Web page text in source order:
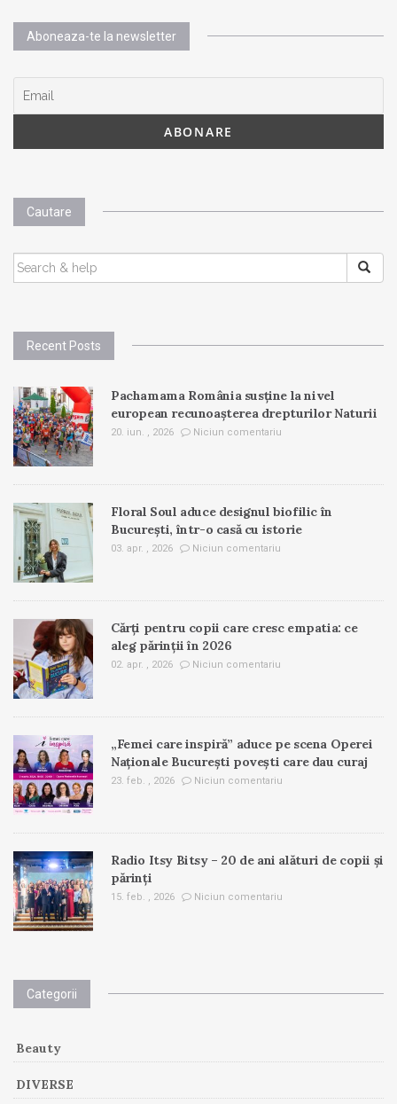
Aboneaza-te la newsletter
Cautare
SEARCH
FOR:
Recent Posts
Pachamama România susține la nivel
european recunoașterea drepturilor Naturii
20. iun. , 2026 Niciun comentariu
Floral Soul aduce designul biofilic în
București, într-o casă cu istorie
03. apr. , 2026 Niciun comentariu
Cărți pentru copii care cresc empatia: ce
aleg părinții în 2026
02. apr. , 2026 Niciun comentariu
„Femei care inspiră” aduce pe scena Operei
Naționale București povești care dau curaj
23. feb. , 2026 Niciun comentariu
Radio Itsy Bitsy – 20 de ani alături de copii și
părinți
15. feb. , 2026 Niciun comentariu
Categorii
Beauty
DIVERSE